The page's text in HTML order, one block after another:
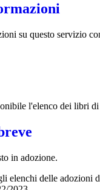
su questo servizio
l'elenco dei libri di
in adozione.
elenchi delle adozioni